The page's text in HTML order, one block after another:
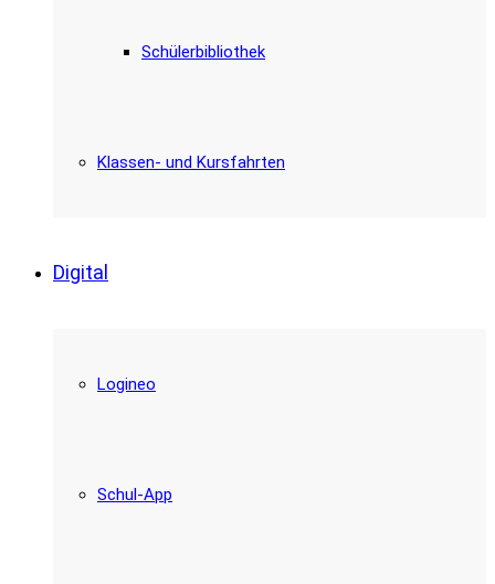
Schülerbibliothek
Klassen- und Kursfahrten
Digital
Logineo
Schul-App